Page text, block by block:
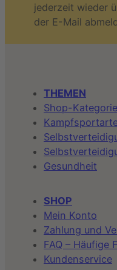
jederzeit wieder
der E-Mail
THEMEN
Shop-
Gesundheit
SHOP
Mein Konto
Zahlung und
FAQ – Häufige
Kundenservice